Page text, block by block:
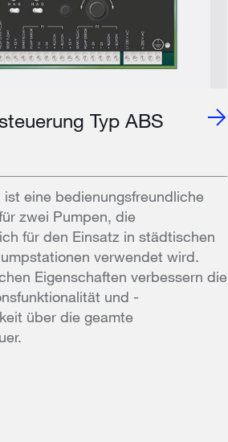
Typ ABS
ist eine bedienungsfreundliche
zwei Pumpen, die
für den Einsatz in städtischen
verwendet wird.
Eigenschaften verbessern die
und -
über die geamte